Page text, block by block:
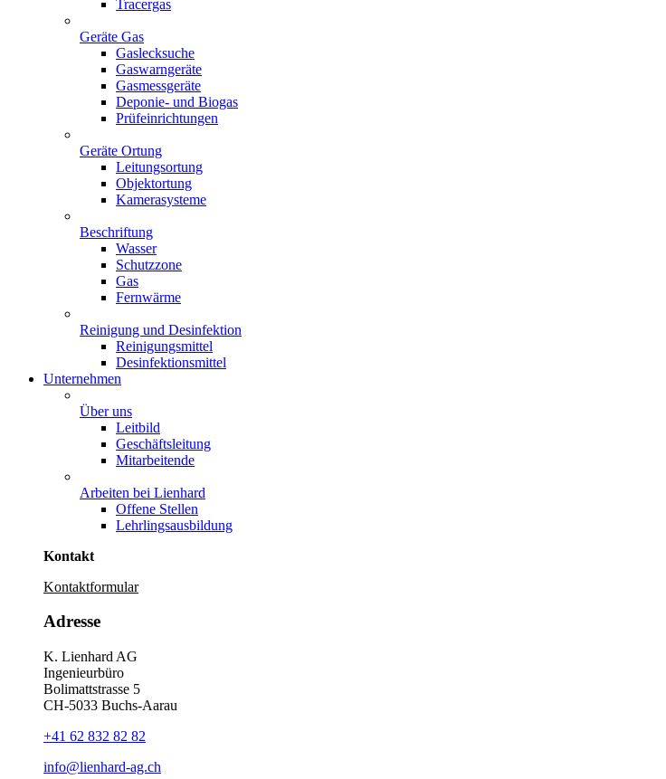
Tracergas
Geräte Gas
Gaslecksuche
Gaswarngeräte
Gasmessgeräte
Deponie- und Biogas
Prüfeinrichtungen
Geräte Ortung
Leitungsortung
Objektortung
Kamerasysteme
Beschriftung
Wasser
Schutzzone
Gas
Fernwärme
Reinigung und Desinfektion
Reinigungsmittel
Desinfektionsmittel
Unternehmen
Über uns
Leitbild
Geschäftsleitung
Mitarbeitende
Arbeiten bei Lienhard
Offene Stellen
Lehrlingsausbildung
Kontakt
Kontaktformular
Adresse
K. Lienhard AG
Ingenieurbüro
Bolimattstrasse 5
CH-5033 Buchs-Aarau
+41 62 832 82 82
info@lienhard-ag.ch